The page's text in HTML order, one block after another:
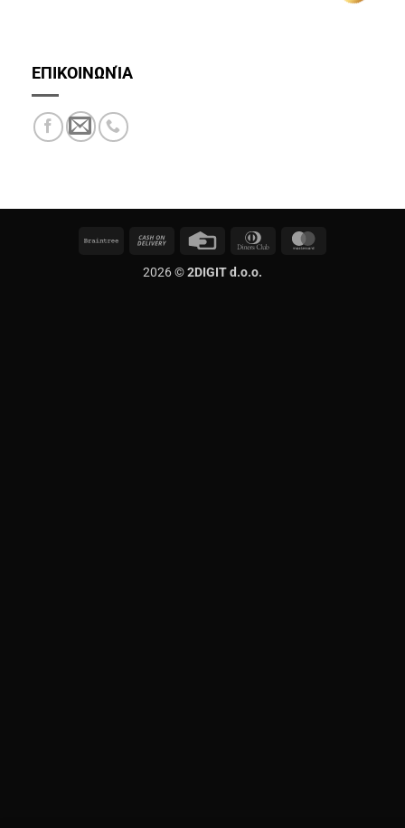
ΕΠΙΚΟΙΝΩΝΊΑ
Braintree
Cash
Delivery
Credit
Dinners
2026 ©2DIGIT d.o.o.